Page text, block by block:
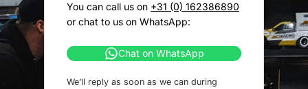
You can call us on +31 (0) 162386890
or chat to us on WhatsApp:
Chat on WhatsApp
We’ll reply as soon as we can during